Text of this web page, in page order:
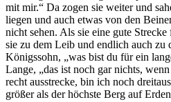
mit mir.“ Da zogen sie weiter und
liegen und auch etwas von den
nicht sehen. Als sie eine gute
sie zu dem Leib und endlich auch zu
Königssohn, „was bist du für ein
Lange, „das ist noch gar nichts,
recht ausstrecke, bin ich noch
größer als der höchste Berg auf